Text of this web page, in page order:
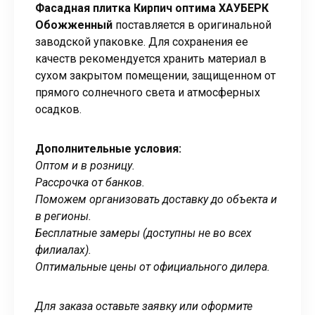
Фасадная плитка Кирпич оптима ХАУБЕРК
Обожженный поставляется в оригинальной
заводской упаковке. Для сохранения ее
качеств рекомендуется хранить материал в
сухом закрытом помещении, защищенном от
прямого солнечного света и атмосферных
осадков.
Дополнительные условия:
Оптом и в розницу.
Рассрочка от банков.
Поможем организовать доставку до объекта и
в регионы.
Бесплатные замеры (доступны не во всех
филиалах).
Оптимальные цены от официального дилера.
Для заказа оставьте заявку или оформите